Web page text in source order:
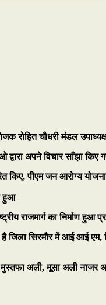
रोहित चौधरी मंडल
द्वारा अपने विचार साँझा किए
किए, पीएम जन आरोग्य
हुआ
राजमार्ग का निर्माण
जिला सिरमौर में आई आई
अली, मूसा अली